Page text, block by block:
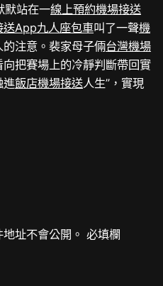
默站在一線上預約機場接送
送App九人座包車叫了一聲機
的注意。裴家母子倆台灣機場
向把賽場上的冷靜判斷帶回實
進飯店機場接送人生”，實現
址不會公開。 必填欄